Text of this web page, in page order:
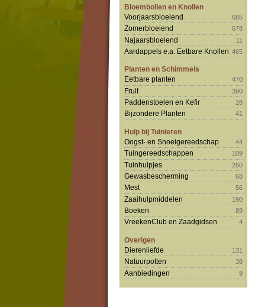
Bloembollen en Knollen
Voorjaarsbloeiend
685
Zomerbloeiend 678
Najaarsbloeiend 11
Aardappels e.a. Eetbare Knollen 465
Planten en Schimmels
Eetbare planten
470
Fruit 390
Paddenstoelen en Kefir 28
Bijzondere Planten 41
Hulp bij Tuinieren
Oogst- en Snoeigereedschap
44
Tuingereedschappen 109
Tuinhulpjes 260
Gewasbescherming 68
Mest 56
Zaaihulpmiddelen 190
Boeken 89
VreekenClub en Zaadgidsen 4
Overigen
Dierenliefde
131
Natuurpotten 38
Aanbiedingen 9